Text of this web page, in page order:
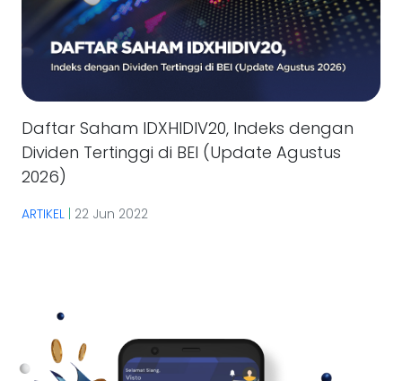
Daftar Saham IDXHIDIV20, Indeks dengan
Dividen Tertinggi di BEI (Update Agustus
2026)
ARTIKEL 22 Jun 2022